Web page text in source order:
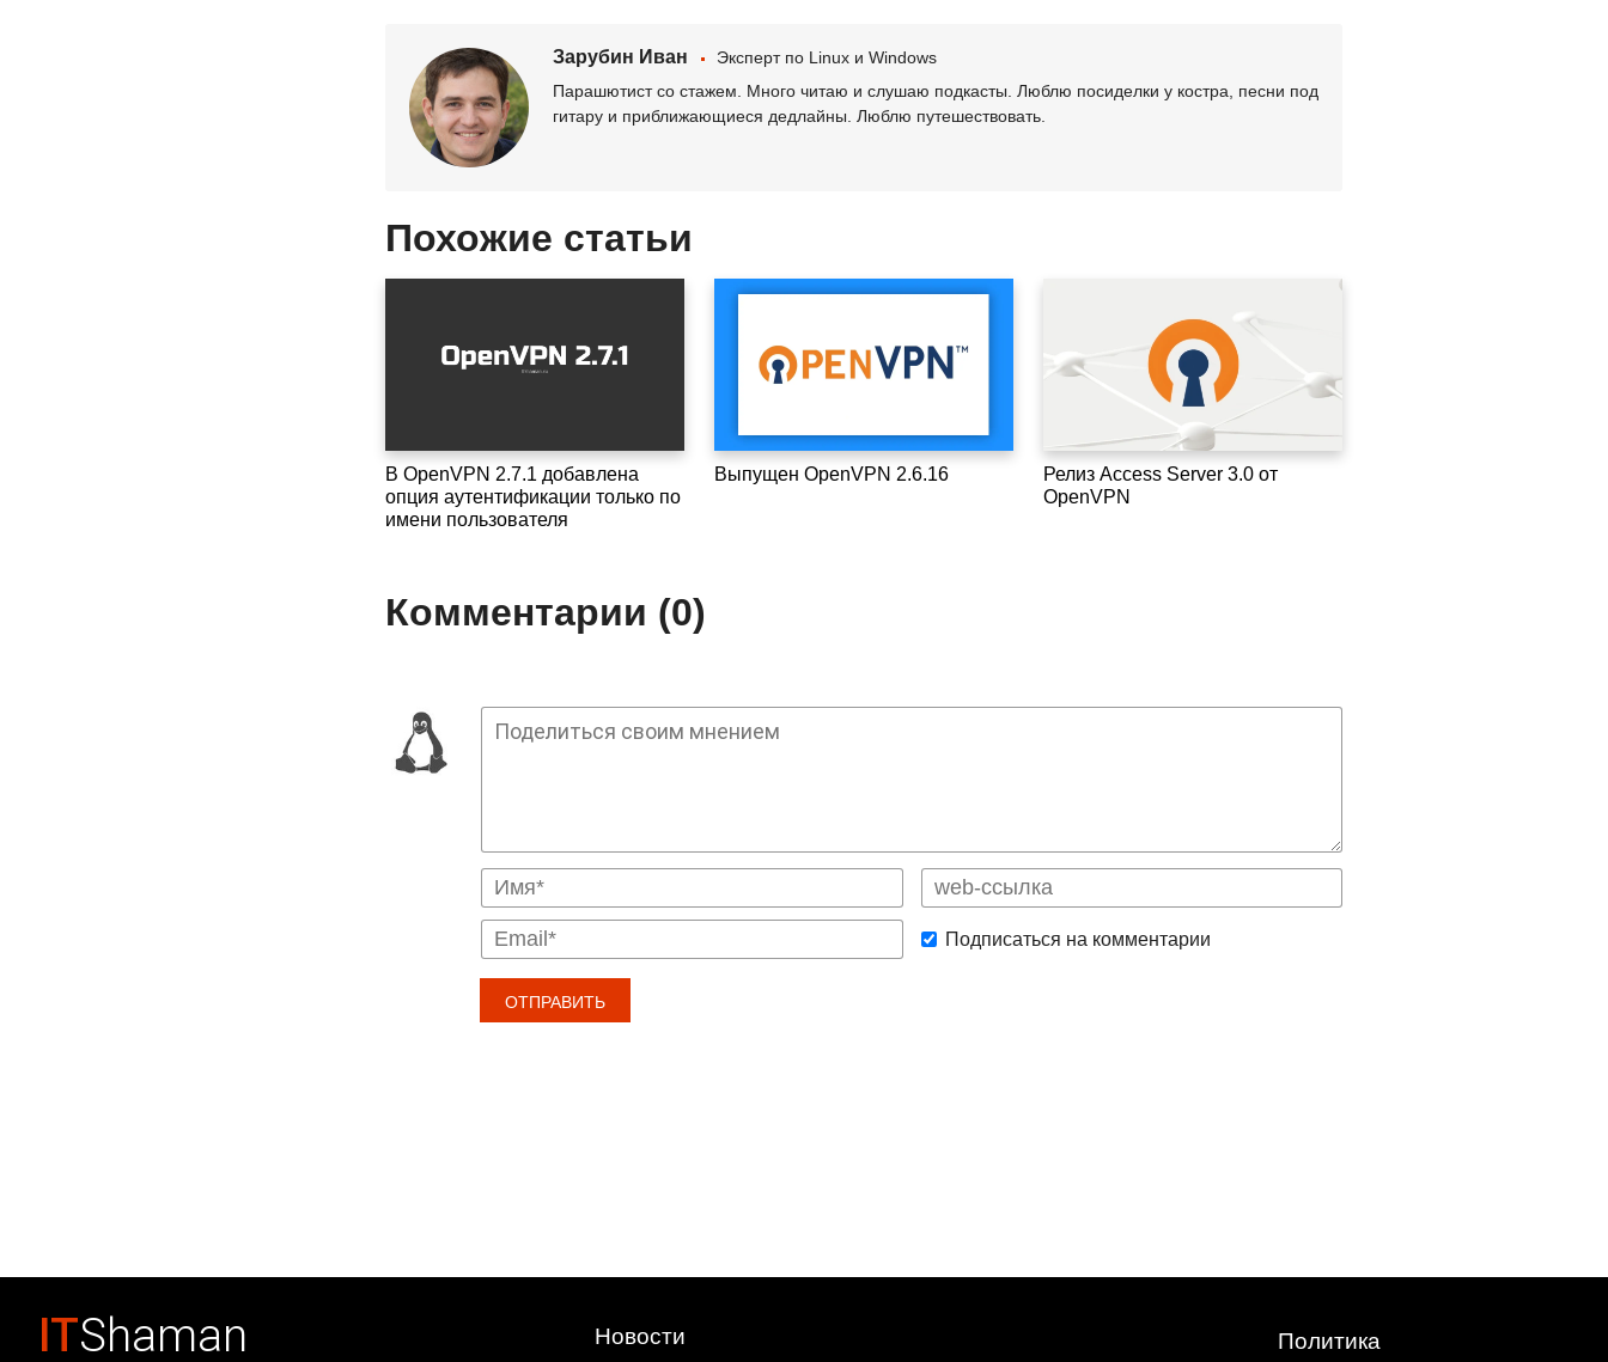
Зарубин Иван
Эксперт по Linux и Windows
Парашютист со стажем. Много читаю и слушаю подкасты. Люблю посиделки у костра, песни под
гитару и приближающиеся дедлайны. Люблю путешествовать.
Похожие статьи
В OpenVPN 2.7.1 добавлена
опция аутентификации только по
имени пользователя
Выпущен OpenVPN 2.6.16
Релиз Access Server 3.0 от
OpenVPN
Комментарии (0)
Подписаться на комментарии
ITShaman Новости Политика